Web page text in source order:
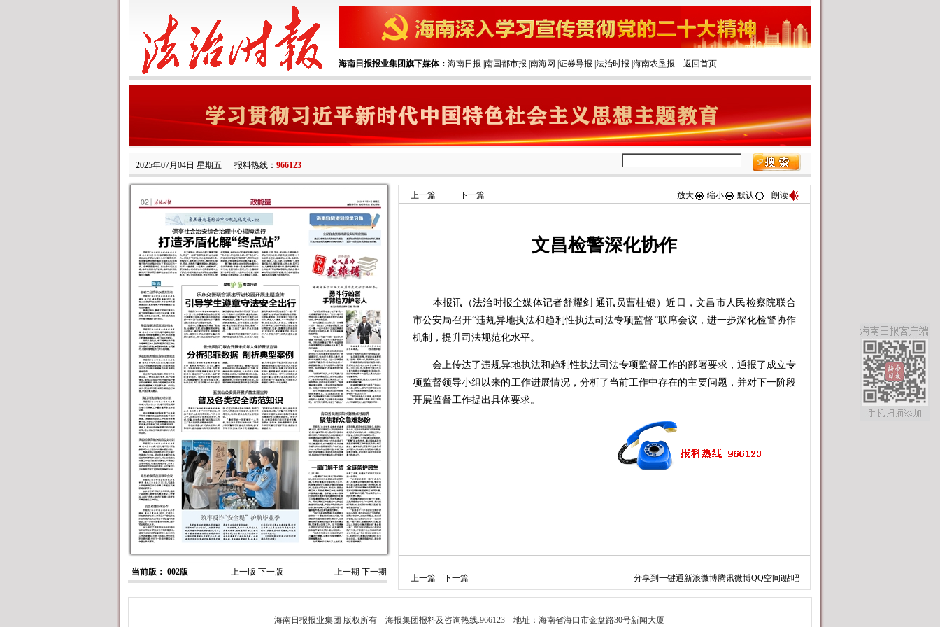
海南日报报业集团旗下媒体： 海南日报 南国都市报 南海网 证券导报 法治时报 海南农垦报 返回首页
2025年07月04日 星期五 报料热线： 966123
当前版： 002版 上一版 下一版 上一期 下一期
上一篇 下一篇 放大 缩小 默认 朗读
文昌检警深化协作
本报讯（法治时报全媒体记者舒耀剑 通讯员曹桂银）近日，文昌市人民检察院联合
市公安局召开“违规异地执法和趋利性执法司法专项监督”联席会议，进一步深化检警协作
机制，提升司法规范化水平。
会上传达了违规异地执法和趋利性执法司法专项监督工作的部署要求，通报了成立专
项监督领导小组以来的工作进展情况，分析了当前工作中存在的主要问题，并对下一阶段
开展监督工作提出具体要求。
上一篇 下一篇 分享到 一键通新浪微博腾讯微博QQ空间i贴吧